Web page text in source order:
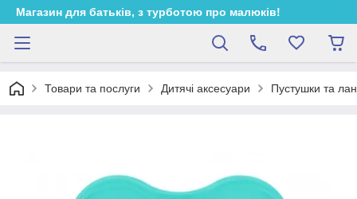
Магазин для батьків, з турботою про малюків!
Товари та послуги Дитячі аксесуари Пустушки та